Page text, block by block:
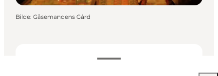
Bilde: Gåsemandens Gård